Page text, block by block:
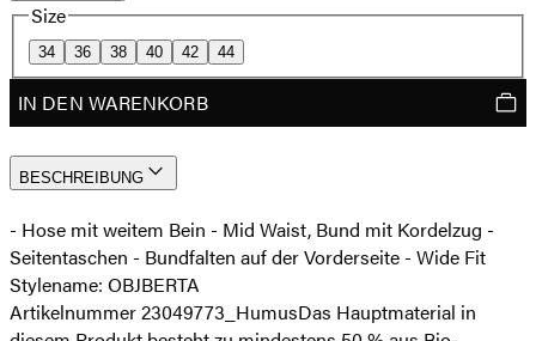
Size
34 36 38 40 42 44
IN DEN WARENKORB
BESCHREIBUNG
- Hose mit weitem Bein - Mid Waist, Bund mit Kordelzug -
Seitentaschen - Bundfalten auf der Vorderseite - Wide Fit
Stylename: OBJBERTA
Artikelnummer 23049773_HumusDas Hauptmaterial in